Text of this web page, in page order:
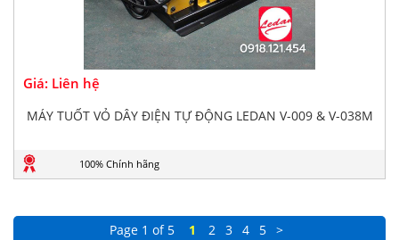
Giá: Liên hệ
MÁY TUỐT VỎ DÂY ĐIỆN TỰ ĐỘNG LEDAN V-009 & V-038M
100% Chính hãng
Page 1 of 5 1 2 3 4 5 >